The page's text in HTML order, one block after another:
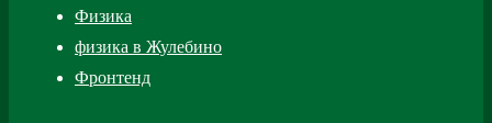
Физика
физика в Жулебино
Фронтенд